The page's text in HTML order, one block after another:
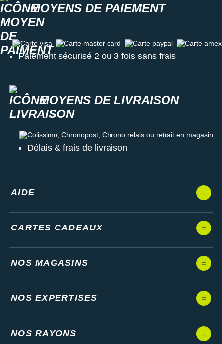
MOYENS DE PAIEMENT
Carte visa Carte master card Carte paypal Carte amex
Paiement sécurisé 2 ou 3 fois sans frais
MOYENS DE LIVRAISON
Colissimo, Chronopost, Chrono relais ou retrait en magasin
Délais & frais de livraison
AIDE
CARTES CADEAUX
NOS MAGASINS
NOS EXPERTISES
NOS RAYONS